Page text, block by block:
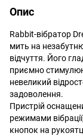
Опис
Rabbit-вібратор
мить на
відчуття. Його
приємно
невеликий
задоволення.
Пристрій
режимами
кнопок на